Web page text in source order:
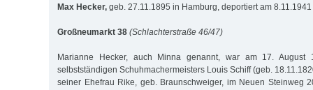
Max Hecker, geb. 27.11.1895 in Hamburg, deportiert am
Großneumarkt 38 (Schlachterstraße 46/47)
Marianne Hecker, auch Minna genannt, war am 17. August
selbstständigen Schuhmachermeisters Louis Schiff (geb.
seiner Ehefrau Rike, geb. Braunschweiger, im Neuen Steinweg